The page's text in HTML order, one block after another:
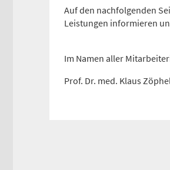
Auf den nachfolgenden
Leistungen informieren
Im Namen aller
Prof. Dr. med. Klaus Zöphel